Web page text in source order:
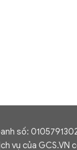
số:
vụ của